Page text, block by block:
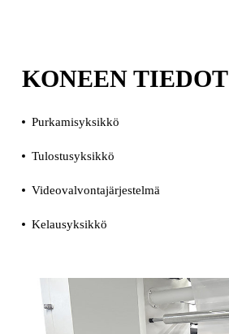
KONEEN TIEDOT
Purkamisyksikkö
Tulostusyksikkö
Videovalvontajärjestelmä
Kelausyksikkö